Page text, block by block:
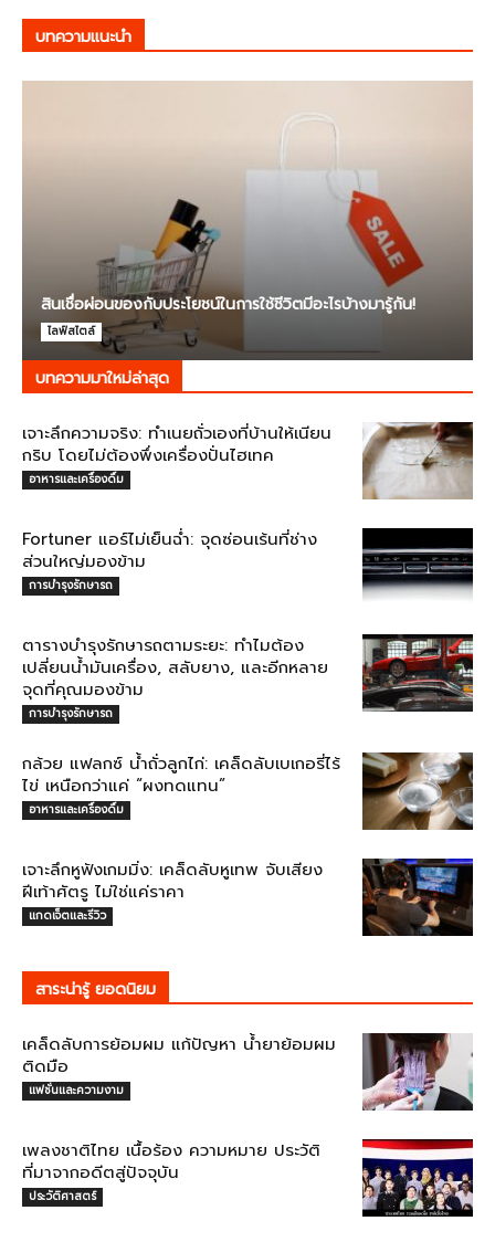
บทความแนะนำ
สินเชื่อผ่อนของกับประโยชน์ในการใช้ชีวิตมีอะไรบ้างมารู้กัน!
ไลฟ์สไตล์
บทความมาใหม่ล่าสุด
เจาะลึกความจริง: ทำเนยถั่วเองที่บ้านให้เนียน
กริบ โดยไม่ต้องพึ่งเครื่องปั่นไฮเทค
อาหารและเครื่องดื่ม
Fortuner แอร์ไม่เย็นฉ่ำ: จุดซ่อนเร้นที่ช่าง
ส่วนใหญ่มองข้าม
การบำรุงรักษารถ
ตารางบำรุงรักษารถตามระยะ: ทำไมต้อง
เปลี่ยนน้ำมันเครื่อง, สลับยาง, และอีกหลาย
จุดที่คุณมองข้าม
การบำรุงรักษารถ
กล้วย แฟลกซ์ น้ำถั่วลูกไก่: เคล็ดลับเบเกอรี่ไร้
ไข่ เหนือกว่าแค่ “ผงทดแทน”
อาหารและเครื่องดื่ม
เจาะลึกหูฟังเกมมิ่ง: เคล็ดลับหูเทพ จับเสียง
ฝีเท้าศัตรู ไม่ใช่แค่ราคา
แกดเจ็ตและรีวิว
สาระน่ารู้ ยอดนิยม
เคล็ดลับการย้อมผม แก้ปัญหา น้ำยาย้อมผม
ติดมือ
แฟชั่นและความงาม
เพลงชาติไทย เนื้อร้อง ความหมาย ประวัติ
ที่มาจากอดีตสู่ปัจจุบัน
ประวัติศาสตร์